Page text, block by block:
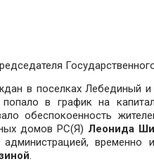
в поселках Лебединый
в график на
обеспокоенность
домов РС(Я) Леонида
временно
.